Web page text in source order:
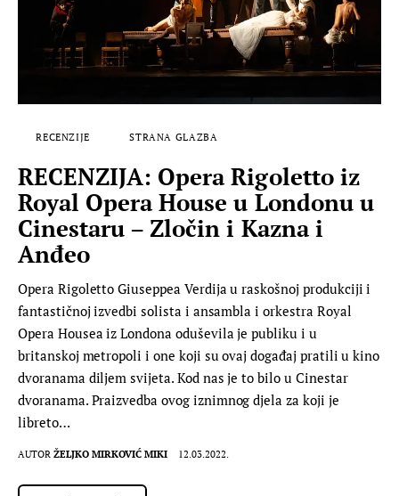
RECENZIJE STRANA GLAZBA
RECENZIJA: Opera Rigoletto iz
Royal Opera House u Londonu u
Cinestaru – Zločin i Kazna i
Anđeo
Opera Rigoletto Giuseppea Verdija u raskošnoj produkciji i
fantastičnoj izvedbi solista i ansambla i orkestra Royal
Opera Housea iz Londona oduševila je publiku i u
britanskoj metropoli i one koji su ovaj događaj pratili u kino
dvoranama diljem svijeta. Kod nas je to bilo u Cinestar
dvoranama. Praizvedba ovog iznimnog djela za koji je
libreto…
AUTOR ŽELJKO MIRKOVIĆ MIKI 12.03.2022.